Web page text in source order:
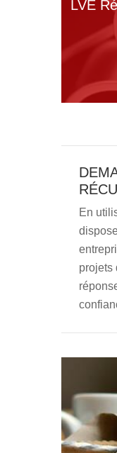
LVE
En
projets